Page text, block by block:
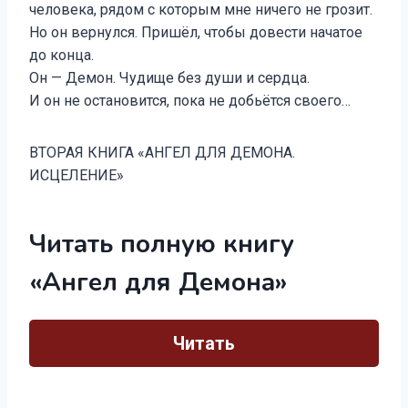
человека, рядом с которым мне ничего не грозит.
Но он вернулся. Пришёл, чтобы довести начатое
до конца.
Он — Демон. Чудище без души и сердца.
И он не остановится, пока не добьётся своего…
ВТОРАЯ КНИГА «АНГЕЛ ДЛЯ ДЕМОНА.
ИСЦЕЛЕНИЕ»
Читать полную книгу
«Ангел для Демона»
Читать